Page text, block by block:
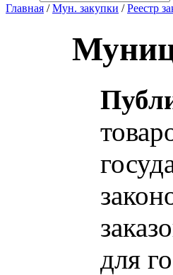
Главная /Мун. закупки /Реестр
для